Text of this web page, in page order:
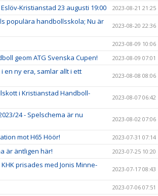
Kristianstad 23 augusti 19:00 2023-08-21 21:25
populära handbollsskola; Nu är
2023-08-20 22:36
2023-08-09 10:06
geom ATG Svenska Cupen! 2023-08-09 07:01
en ny era, samlar allt i ett
2023-08-08 08:06
i Kristianstad Handboll-
2023-08-07 06:42
24 - Spelschema är nu
2023-08-02 07:06
mot H65 Höör! 2023-07-31 07:14
är äntligen här! 2023-07-25 10:20
prisades med Jonis Minne-
2023-07-17 08:43
2023-07-06 07:51